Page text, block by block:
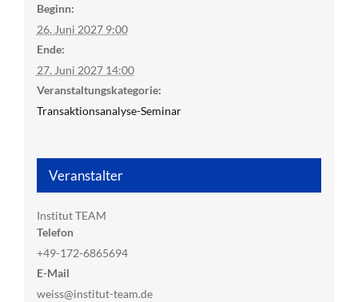
Beginn:
26. Juni 2027 9:00
Ende:
27. Juni 2027 14:00
Veranstaltungskategorie:
Transaktionsanalyse-Seminar
Veranstalter
Institut TEAM
Telefon
+49-172-6865694
E-Mail
weiss@institut-team.de